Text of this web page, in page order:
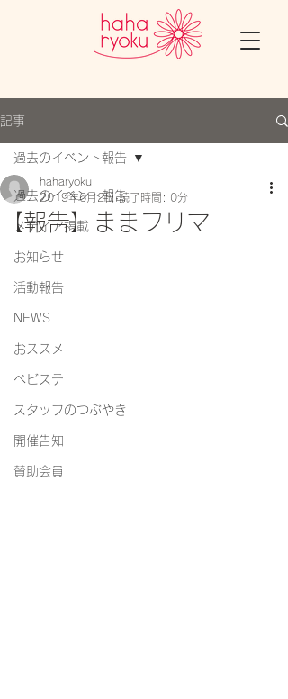
記事
過去のイベント報告
メディア掲載
お知らせ
活動報告
NEWS
おススメ
ベビステ
スタッフのつぶやき
開催告知
賛助会員
過去のイベント報告
【報告】ままフリマ
haharyoku
2019年6月2日 読了時間: 0分